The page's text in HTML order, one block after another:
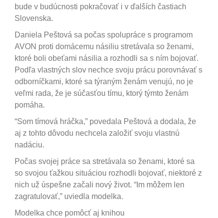
bude v budúcnosti pokračovať i v ďalších častiach
Slovenska.
Daniela Peštová sa počas spolupráce s programom
AVON proti domácemu násiliu stretávala so ženami,
ktoré boli obeťami násilia a rozhodli sa s ním bojovať.
Podľa vlastných slov nechce svoju prácu porovnávať s
odborníčkami, ktoré sa týraným ženám venujú, no je
veľmi rada, že je súčasťou tímu, ktorý týmto ženám
pomáha.
“Som tímová hráčka,” povedala Peštová a dodala, že
aj z tohto dôvodu nechcela založiť svoju vlastnú
nadáciu.
Počas svojej práce sa stretávala so ženami, ktoré sa
so svojou ťažkou situáciou rozhodli bojovať, niektoré z
nich už úspešne začali nový život. “Im môžem len
zagratulovať,” uviedla modelka.
Modelka chce pomôcť aj knihou